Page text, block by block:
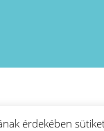
érdekében